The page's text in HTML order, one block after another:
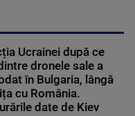
Ucrainei după ce
dronele sale a
în Bulgaria, lângă
cu România.
date de Kiev